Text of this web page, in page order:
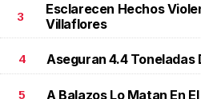
3
Esclarecen Hechos
Villaflores
4 Aseguran 4.4 Toneladas
5 A Balazos Lo Matan En